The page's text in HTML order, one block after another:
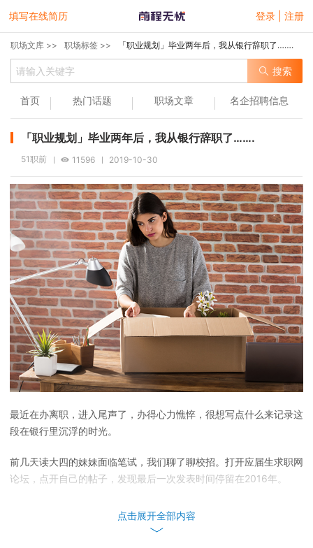
填写在线简历 登录 | 注册
职场文库 >> 职场标签 >> 「职业规划」毕业两年后，我从银行辞职了…….
搜索
首页 热门话题 职场文章 名企招聘信息
「职业规划」毕业两年后，我从银行辞职了…….
51职前 11596 2019-10-30
最近在办离职，进入尾声了，办得心力憔悴，很想写点什么来记录这
段在银行里沉浮的时光。
前几天读大四的妹妹面临笔试，我们聊了聊校招。打开应届生求职网
论坛，点开自己的帖子，发现最后一次发表时间停留在2016年。
点击展开全部内容